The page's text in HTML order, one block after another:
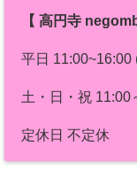
【 高円寺
平日 11:00~16:00
土・日・祝 11:00
定休日 不定休